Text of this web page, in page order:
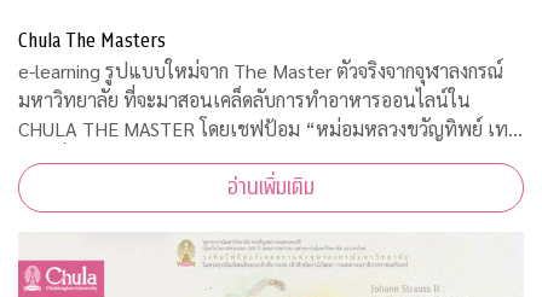
Chula The Masters
e-learning รูปแบบใหม่จาก The Master ตัวจริงจากจุฬาลงกรณ์
มหาวิทยาลัย ที่จะมาสอนเคล็ดลับการทำอาหารออนไลน์ใน
CHULA THE MASTER โดยเชฟป้อม “หม่อมหลวงขวัญทิพย์ เทว
กุล” ที่มาพร้อมความรู้ เทคนิค ความสนุก และเข้าใจง่าย เป็น
มากกว่าเรื่องของการทำอาหารอ่านเพิ่มเติม